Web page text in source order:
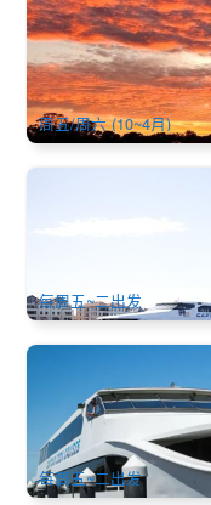
Mandurah 日落海鲜
夕阳体验
76 已预订
AUD $199.00
周五/周六 (10~4月)
每周五~二出发
(Fremantle)出发 (英
871 已预订
AUD $ 64.00 $65.00
每周五~二出发